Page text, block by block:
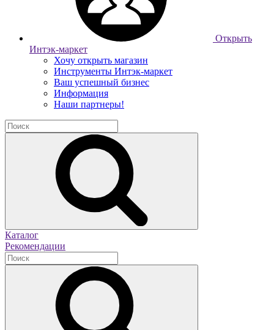
Открыть
Интэк-маркет
Хочу открыть магазин
Инструменты Интэк-маркет
Ваш успешный бизнес
Информация
Наши партнеры!
Каталог
Рекомендации